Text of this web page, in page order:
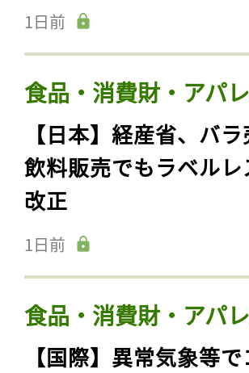
1日前
食品・消費財・アパ
【日本】経産省、バ
飲料販売でもラベル
改正
1日前
食品・消費財・アパ
【国際】異常気象等